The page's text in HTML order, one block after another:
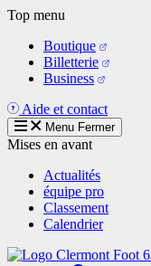
Aller
contenu
principal
Top menu
Boutique
Billetterie
Business
Aide et contact
Menu Fermer
Mises en avant
Actualités
équipe pro
Classement
Calendrier